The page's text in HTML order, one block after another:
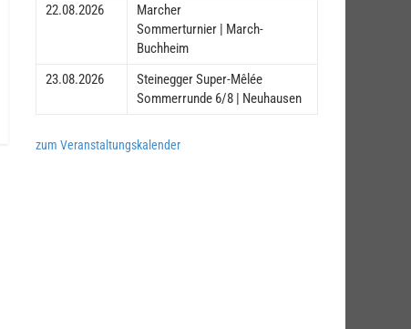
22.08.2026
Marcher
Sommerturnier | March-
Buchheim
23.08.2026
Steinegger Super-Mêlée
Sommerrunde 6/8 | Neuhausen
zum Veranstaltungskalender